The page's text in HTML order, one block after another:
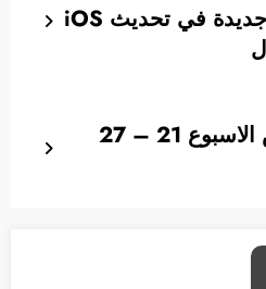
أكثر من 25 ميزة جديدة في تحديث iOS
أخبار على الهامش الاسبوع 21 – 27